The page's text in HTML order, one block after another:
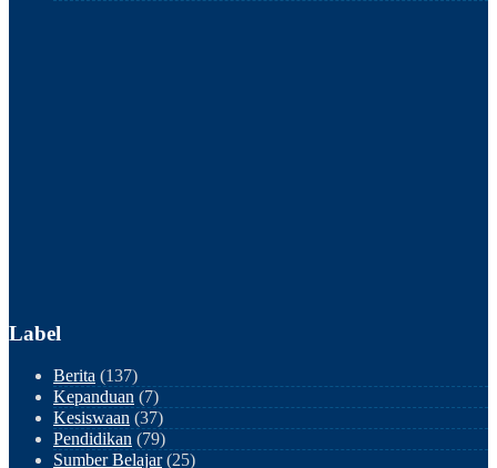
Label
Berita (137)
Kepanduan (7)
Kesiswaan (37)
Pendidikan (79)
Sumber Belajar(25)